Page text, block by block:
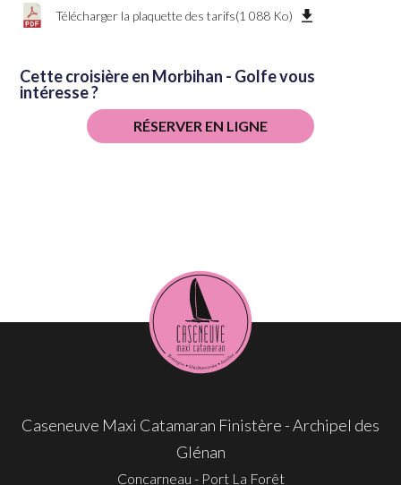
Télécharger la plaquette des tarifs(1 088 Ko)
Cette croisière en Morbihan - Golfe vous
intéresse ?
RÉSERVER EN LIGNE
Caseneuve Maxi Catamaran Finistère - Archipel des
Glénan
Concarneau - Port La Forêt